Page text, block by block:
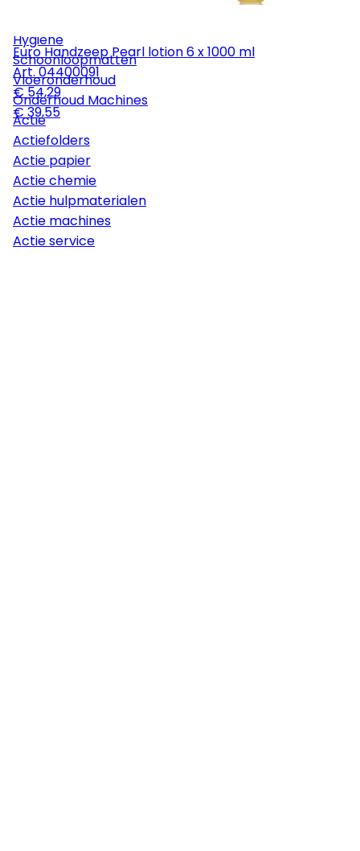
Hygiëne
Schoonloopmatten
Vloeronderhoud
Onderhoud Machines
Actie
Actiefolders
Actie papier
Actie chemie
Actie hulpmaterialen
Actie machines
Actie service
Euro Handzeep Pearl lotion 6 x 1000 ml
Art.04400091
€ 54,29
€ 39,55